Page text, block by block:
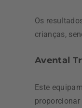
Os
crianças,
Avental
Este